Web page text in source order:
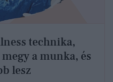
technika,
a munka, és
lesz